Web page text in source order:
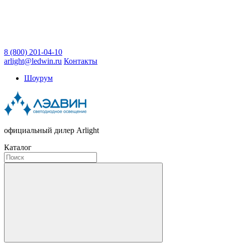
8 (800) 201-04-10
arlight@ledwin.ru Контакты
Шоурум
официальный дилер Arlight
Каталог